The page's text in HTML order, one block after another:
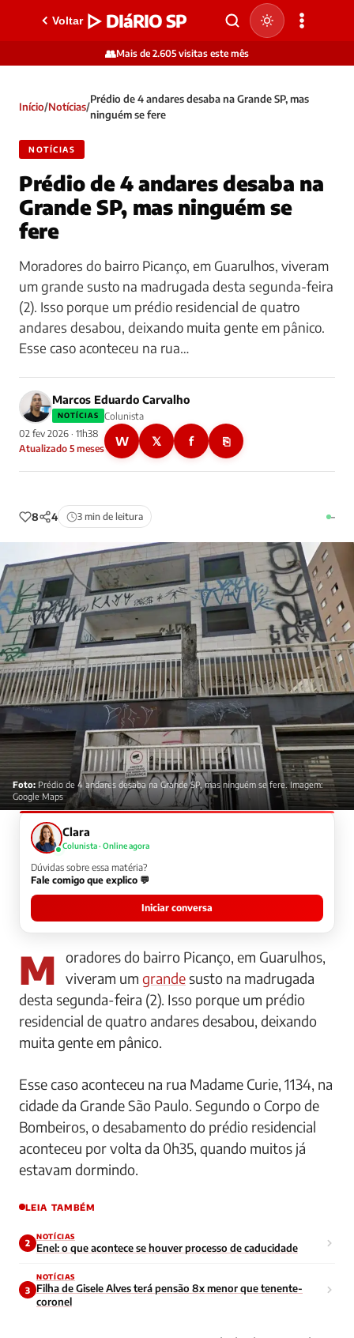
Voltar ▷ DIáRIO SP
👥Mais de 2.605 visitas este mês
Início/Notícias/
Prédio de 4 andares desaba na Grande SP, mas
ninguém se fere
NOTÍCIAS
Prédio de 4 andares desaba na
Grande SP, mas ninguém se
fere
Moradores do bairro Picanço, em Guarulhos, viveram
um grande susto na madrugada desta segunda-feira
(2). Isso porque um prédio residencial de quatro
andares desabou, deixando muita gente em pânico.
Esse caso aconteceu na rua…
Marcos Eduardo Carvalho
NOTÍCIAS
Colunista
02 fev 2026 · 11h38
Atualizado 5 meses
W 𝕏 f ⎘
8 4 3 min de leitura –
Foto:Prédio de 4 andares desaba na Grande SP, mas ninguém se fere. Imagem:
Google Maps
Clara
Colunista · Online agora
Dúvidas sobre essa matéria?
Fale comigo que explico 💬
Iniciar conversa
Moradores do bairro Picanço, em Guarulhos, viveram um grandesusto na madrugada
desta segunda-feira (2). Isso porque um prédio
residencial de quatro andares desabou, deixando
muita gente em pânico.
Esse caso aconteceu na rua Madame Curie, 1134, na
cidade da Grande São Paulo. Segundo o Corpo de
Bombeiros, o desabamento do prédio residencial
aconteceu por volta da 0h35, quando muitos já
estavam dormindo.
LEIA TAMBÉM
2
NOTÍCIAS
Enel: o que acontece se houver processo de caducidade
3
NOTÍCIAS
Filha de Gisele Alves terá pensão 8x menor que tenente-
coronel